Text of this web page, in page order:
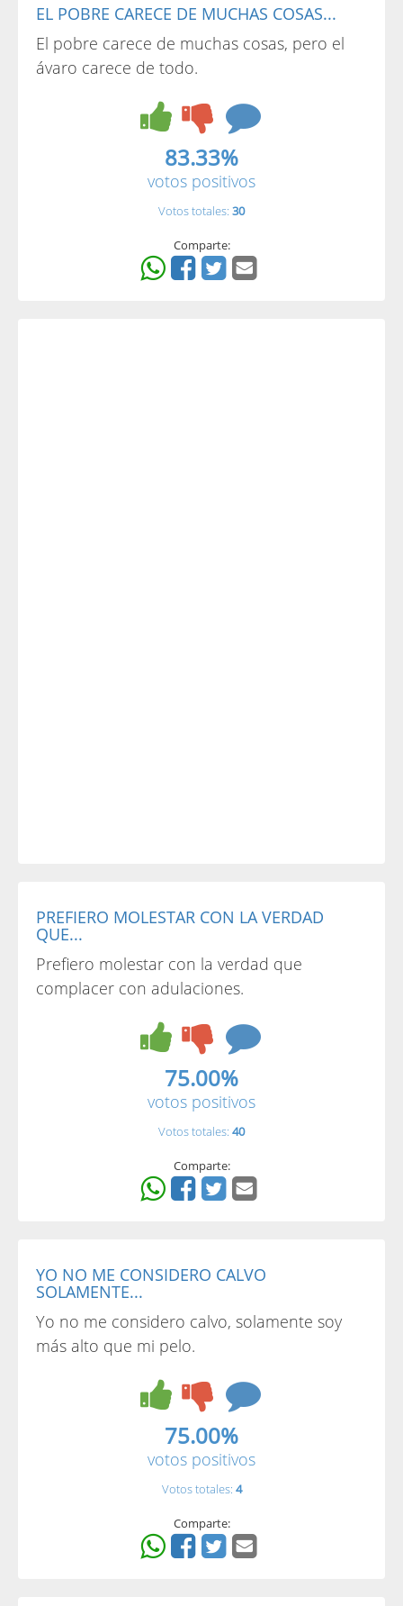
EL POBRE CARECE DE MUCHAS COSAS...
El pobre carece de muchas cosas, pero el
ávaro carece de todo.
83.33%
votos positivos
Votos totales: 30
Comparte:
PREFIERO MOLESTAR CON LA VERDAD
QUE...
Prefiero molestar con la verdad que
complacer con adulaciones.
75.00%
votos positivos
Votos totales: 40
Comparte:
YO NO ME CONSIDERO CALVO
SOLAMENTE...
Yo no me considero calvo, solamente soy
más alto que mi pelo.
75.00%
votos positivos
Votos totales: 4
Comparte: